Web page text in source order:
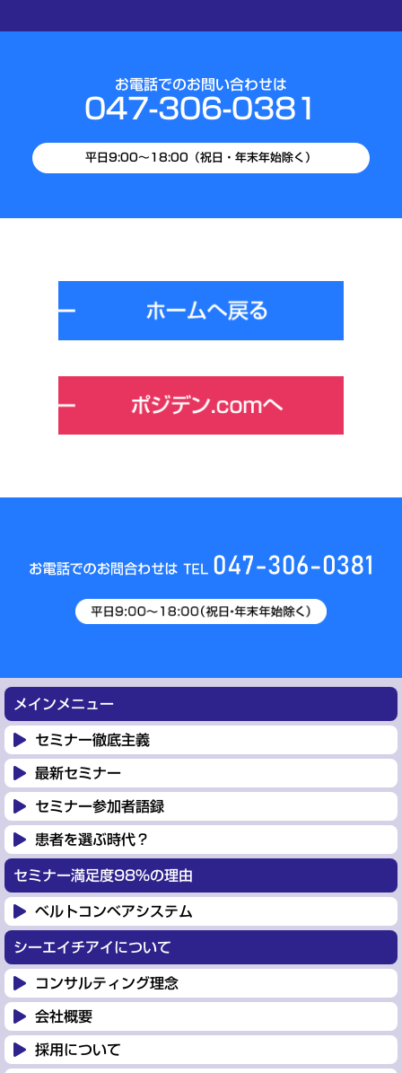
お電話でのお問い合わせは
047-306-0381
平日9:00～18:00（祝日・年末年始除く）
メインメニュー
セミナー徹底主義
最新セミナー
セミナー参加者語録
患者を選ぶ時代？
セミナー満足度98%の理由
ベルトコンベアシステム
シーエイチアイについて
コンサルティング理念
会社概要
採用について